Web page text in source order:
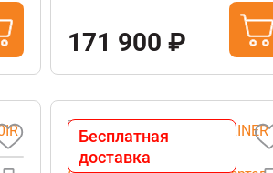
171 900 ₽
Бесплатная
доставка